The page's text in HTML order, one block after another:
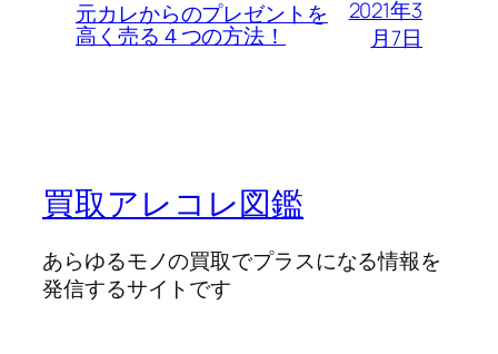
元カレからのプレゼントを
高く売る４つの方法！
2021年3
月7日
買取アレコレ図鑑
あらゆるモノの買取でプラスになる情報を
発信するサイトです